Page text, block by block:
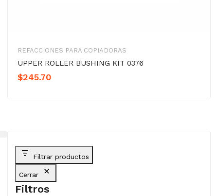
REFACCIONES PARA COPIADORAS
UPPER ROLLER BUSHING KIT 0376
$245.70
Filtrar productos
Cerrar
Filtros